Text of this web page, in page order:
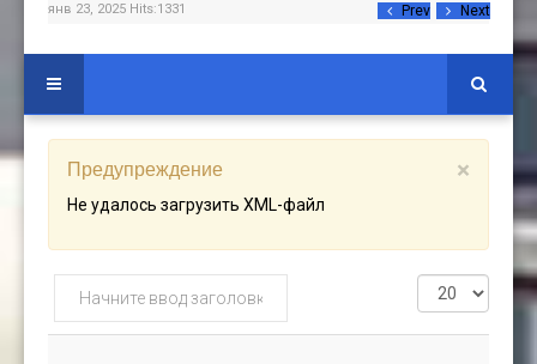
Prev Next
янв 23, 2025 Hits:1331
×
Предупреждение
Не удалось загрузить XML-файл
Начните
ввод
Кол-
во